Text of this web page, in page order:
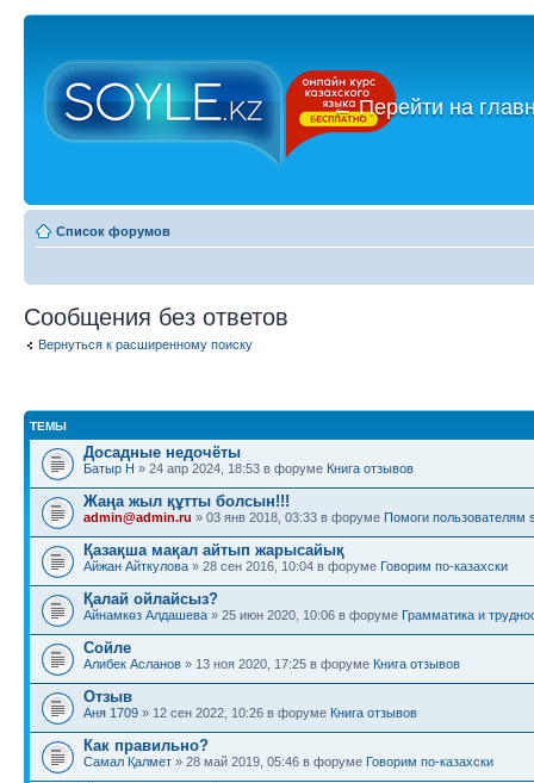
←Перейти на
Список форумов
Сообщения без ответов
Вернуться к расширенному поиску
ТЕМЫ
Досадные недочёты
Батыр Н » 24 апр 2024, 18:53 в форуме Книга отзывов
Жаңа жыл құтты болсын!!!
admin@admin.ru » 03 янв 2018, 03:33 в форуме Помоги пользователям
Қазақша мақал айтып жарысайық
Айжан Айткулова » 28 сен 2016, 10:04 в форуме Говорим по-казахски
Қалай ойлайсыз?
Айнамкөз Алдашева » 25 июн 2020, 10:06 в форуме Грамматика и
Сойле
Алибек Асланов » 13 ноя 2020, 17:25 в форуме Книга отзывов
Отзыв
Аня 1709 » 12 сен 2022, 10:26 в форуме Книга отзывов
Как правильно?
Самал Қалмет » 28 май 2019, 05:46 в форуме Говорим по-казахски